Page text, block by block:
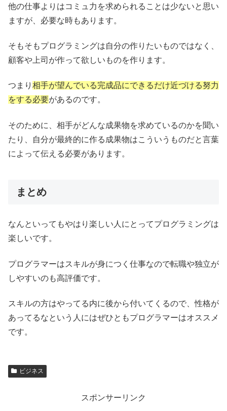
他の仕事よりはコミュ力を求められることは少ないと思い
ますが、必要な時もあります。
そもそもプログラミングは自分の作りたいものではなく、
顧客や上司が作って欲しいものを作ります。
つまり 相手が望んでいる完成品にできるだけ近づける努力
をする必要があるのです。
そのために、相手がどんな成果物を求めているのかを聞い
たり、自分が最終的に作る成果物はこういうものだと言葉
によって伝える必要があります。
まとめ
なんといってもやはり楽しい人にとってプログラミングは
楽しいです。
プログラマーはスキルが身につく仕事なので転職や独立が
しやすいのも高評価です。
スキルの方はやってる内に後から付いてくるので、性格が
あってるなという人にはぜひともプログラマーはオススメ
です。
ビジネス
スポンサーリンク